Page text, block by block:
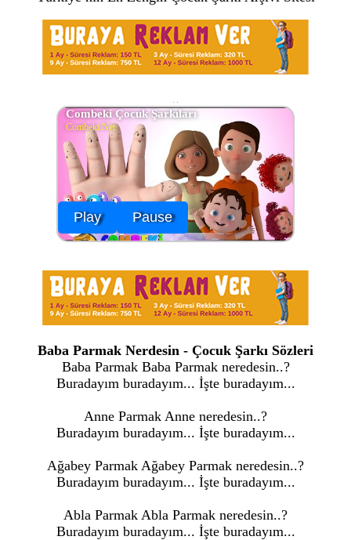
Combeki Çocuk Şarkıları
Combeki.Net
Play Pause
Baba Parmak Nerdesin - Çocuk Şarkı Sözleri
Baba Parmak Baba Parmak neredesin..?
Buradayım buradayım... İşte buradayım...
Anne Parmak Anne neredesin..?
Buradayım buradayım... İşte buradayım...
Ağabey Parmak Ağabey Parmak neredesin..?
Buradayım buradayım... İşte buradayım...
Abla Parmak Abla Parmak neredesin..?
Buradayım buradayım... İşte buradayım...